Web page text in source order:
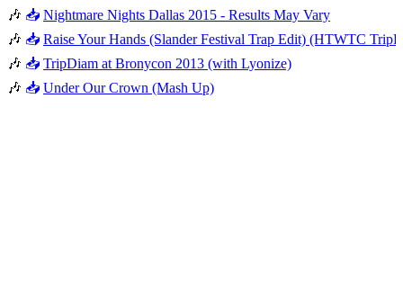
🎶 📥 Nightmare Nights Dallas 2015 - Results May Vary
🎶 📥 Raise Your Hands (Slander Festival Trap Edit) (HTWTC
🎶 📥 TripDiam at Bronycon 2013 (with Lyonize)
🎶 📥 Under Our Crown (Mash Up)